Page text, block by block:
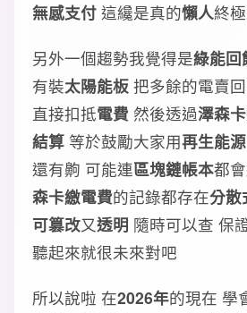
無感支付 這纔是真的懶人終
另外一個趨勢我覺得是綠能回
有裝太陽能板 把多餘的電賣回
直接扣抵電費 然後透過澤森卡
結算 等於鼓勵大家用再生能源
還有齁 可能連區塊鏈帳本都
森卡繳電費的記錄都存在分散
可篡改又透明 隨時可以查 保
聽起來就很未來對吧
所以說啦 在2026年的現在 學